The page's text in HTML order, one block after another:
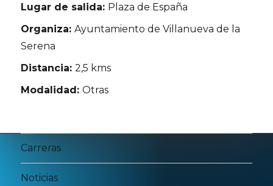
Lugar de salida: Plaza de España
Organiza:Ayuntamiento de Villanueva de la
Serena
Distancia:2,5 kms
Modalidad:Otras
Carreras
Noticias